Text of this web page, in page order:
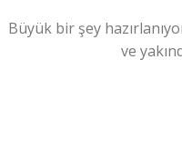
Büyük bir şey
ve